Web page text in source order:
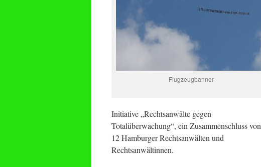
Flugzeugbanner
Initiative „Rechtsanwälte gegen
Totalüberwachung“, ein Zusammenschluss von
12 Hamburger Rechtsanwälten und
Rechtsanwältinnen.